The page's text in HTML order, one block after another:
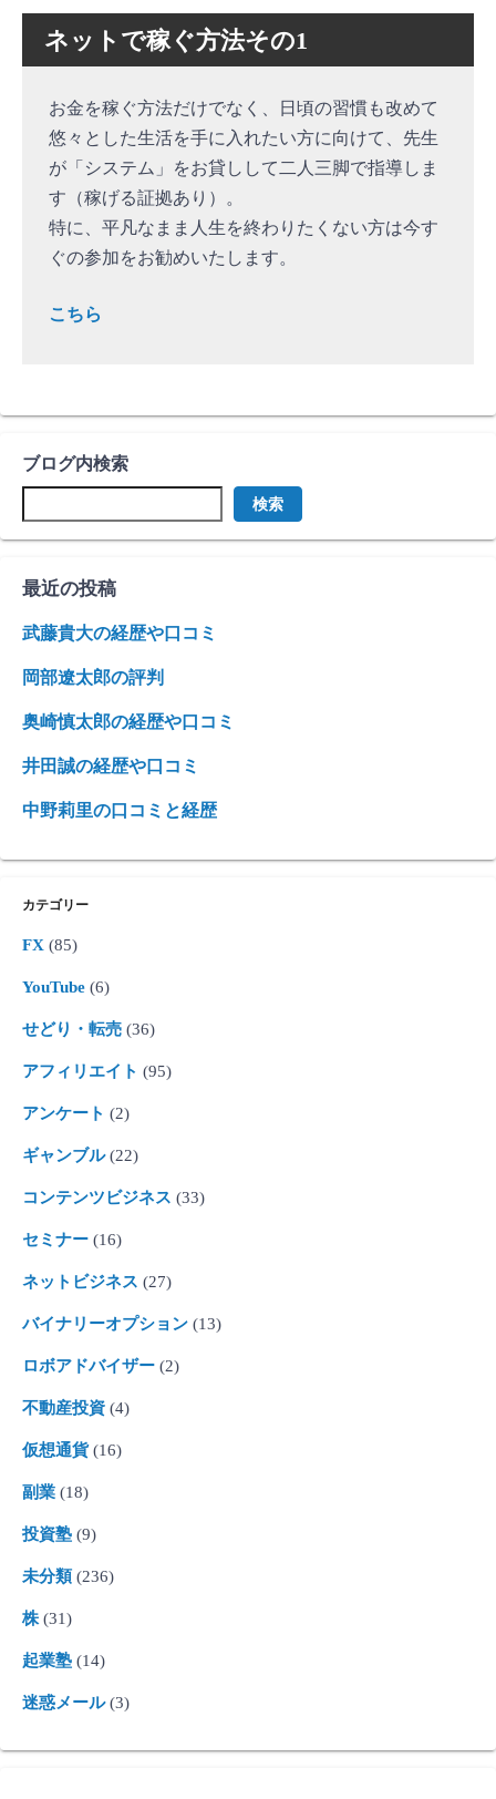
ネットで稼ぐ方法その1
お金を稼ぐ方法だけでなく、日頃の習慣も改めて
悠々とした生活を手に入れたい方に向けて、先生
が「システム」をお貸しして二人三脚で指導しま
す（稼げる証拠あり）。
特に、平凡なまま人生を終わりたくない方は今す
ぐの参加をお勧めいたします。
こちら
ブログ内検索
検索
最近の投稿
武藤貴大の経歴や口コミ
岡部遼太郎の評判
奥崎慎太郎の経歴や口コミ
井田誠の経歴や口コミ
中野莉里の口コミと経歴
カテゴリー
FX (85)
YouTube (6)
せどり・転売 (36)
アフィリエイト (95)
アンケート (2)
ギャンブル(22)
コンテンツビジネス (33)
セミナー (16)
ネットビジネス (27)
バイナリーオプション (13)
ロボアドバイザー (2)
不動産投資 (4)
仮想通貨(16)
副業 (18)
投資塾 (9)
未分類(236)
株 (31)
起業塾 (14)
迷惑メール(3)